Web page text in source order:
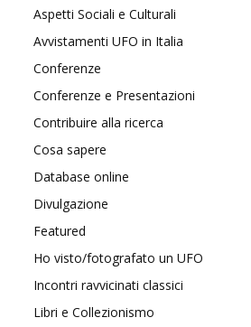
Aspetti Sociali e Culturali
Avvistamenti UFO in Italia
Conferenze
Conferenze e Presentazioni
Contribuire alla ricerca
Cosa sapere
Database online
Divulgazione
Featured
Ho visto/fotografato un UFO
Incontri ravvicinati classici
Libri e Collezionismo